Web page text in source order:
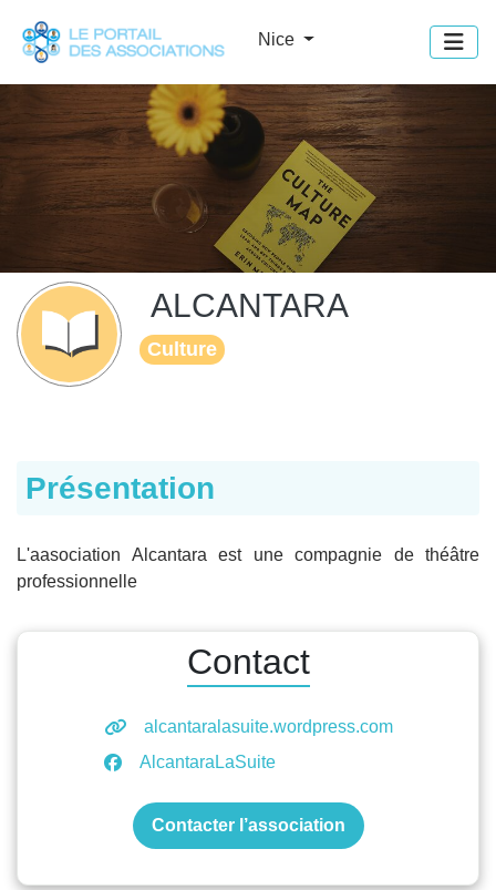
Nice
ALCANTARA
Culture
Présentation
L'aasociation Alcantara est une compagnie de théâtre
professionnelle
Contact
alcantaralasuite.wordpress.com
AlcantaraLaSuite
Contacter l’association